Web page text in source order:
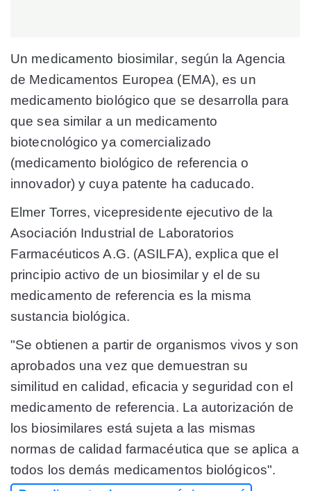
Un medicamento biosimilar, según la Agencia
de Medicamentos Europea (EMA), es un
medicamento biológico que se desarrolla para
que sea similar a un medicamento
biotecnológico ya comercializado
(medicamento biológico de referencia o
innovador) y cuya patente ha caducado.
Elmer Torres, vicepresidente ejecutivo de la
Asociación Industrial de Laboratorios
Farmacéuticos A.G. (ASILFA), explica que el
principio activo de un biosimilar y el de su
medicamento de referencia es la misma
sustancia biológica.
"Se obtienen a partir de organismos vivos y son
aprobados una vez que demuestran su
similitud en calidad, eficacia y seguridad con el
medicamento de referencia. La autorización de
los biosimilares está sujeta a las mismas
normas de calidad farmacéutica que se aplica a
todos los demás medicamentos biológicos".